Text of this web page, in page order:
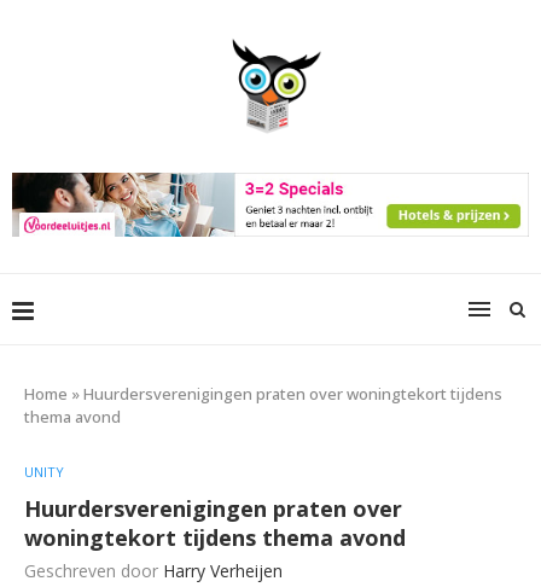
Home »Huurdersverenigingen praten over woningtekort tijdens
thema avond
UNITY
Huurdersverenigingen praten over
woningtekort tijdens thema avond
Geschreven door Harry Verheijen